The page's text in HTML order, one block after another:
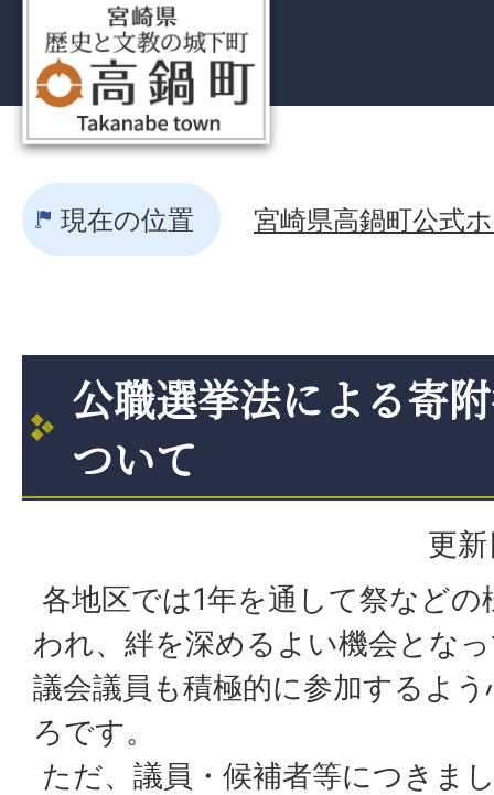
現在の位置 宮崎県高鍋町公式
公職選挙法による寄
ついて
更
各地区では1年を通して祭など
われ、絆を深めるよい機会とな
議会議員も積極的に参加するよ
ろです。
ただ、議員・候補者等につきま